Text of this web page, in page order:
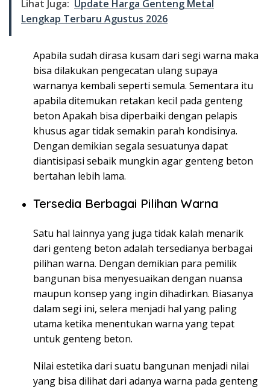
Lihat Juga: Update Harga Genteng Metal
Lengkap Terbaru Agustus 2026
Apabila sudah dirasa kusam dari segi warna maka
bisa dilakukan pengecatan ulang supaya
warnanya kembali seperti semula. Sementara itu
apabila ditemukan retakan kecil pada genteng
beton Apakah bisa diperbaiki dengan pelapis
khusus agar tidak semakin parah kondisinya.
Dengan demikian segala sesuatunya dapat
diantisipasi sebaik mungkin agar genteng beton
bertahan lebih lama.
Tersedia Berbagai Pilihan Warna
Satu hal lainnya yang juga tidak kalah menarik
dari genteng beton adalah tersedianya berbagai
pilihan warna. Dengan demikian para pemilik
bangunan bisa menyesuaikan dengan nuansa
maupun konsep yang ingin dihadirkan. Biasanya
dalam segi ini, selera menjadi hal yang paling
utama ketika menentukan warna yang tepat
untuk genteng beton.
Nilai estetika dari suatu bangunan menjadi nilai
yang bisa dilihat dari adanya warna pada genteng